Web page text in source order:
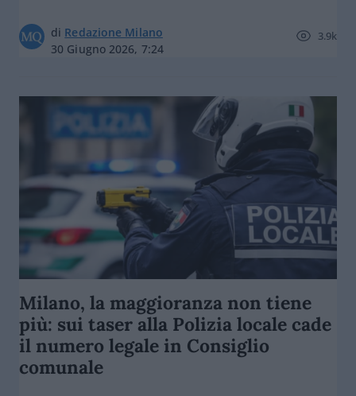
di Redazione Milano
30 Giugno 2026, 7:24
3.9k
Milano, la maggioranza non tiene
più: sui taser alla Polizia locale cade
il numero legale in Consiglio
comunale